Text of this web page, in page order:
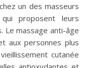
un des masseurs
proposent leurs
Le massage anti-âge
aux personnes plus
cutanée